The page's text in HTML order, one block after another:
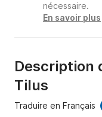
nécessaire.
En savoir plus
Description
Tilus
Traduire en Français